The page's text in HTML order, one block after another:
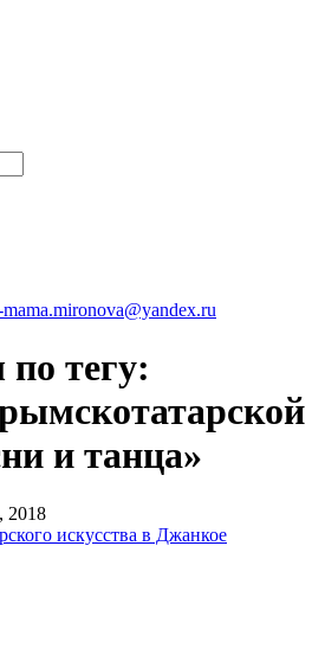
mama.mironova@yandex.ru
тегу:
и танца»
2018
искусства в Джанкое